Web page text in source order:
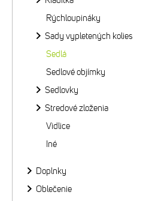
Rýchloupináky
Sady vypletených kolies
Sedlá
Sedlové objímky
Sedlovky
Stredové zloženia
Vidlice
Iné
Doplnky
Oblečenie